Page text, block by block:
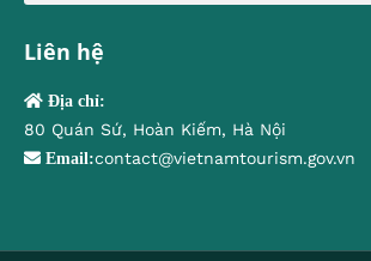
Liên hệ
Địa chỉ:
80 Quán Sứ, Hoàn Kiếm, Hà Nội
Email:contact@vietnamtourism.gov.vn